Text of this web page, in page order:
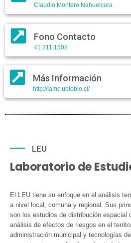
Claudio Montero Nahuelcura
Fono Contacto
41 311 1508
Más Información
http://lamc.ubiobio.cl/
LEU
Laboratorio de
El LEU tiene su enfoque en el análisis
a nivel local, comuna y regional. Sus
son los estudios de distribución espacial
análisis de efectos de riesgos en el
administración municipal y tecnologías